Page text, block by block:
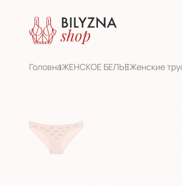
ГоловнаЖЕНСКОЕ БЕЛЬЕЖенскиe